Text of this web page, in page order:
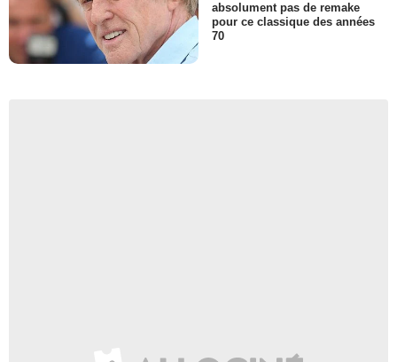
absolument pas de remake
pour ce classique des années
70